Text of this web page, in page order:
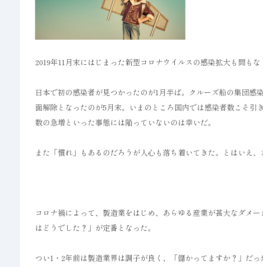
2019年11月末にはじまった新型コロナウイルスの感染拡大も間もな
日本で初の感染者が見つかったのが1月半ば。クルーズ船の集団
面解除となったのが5月末。いまのところ国内では感染者数こそ
数の急増といった事態には陥っていないのは幸いだ。
また「慣れ」もあるのだろうが人心も落ち着いてきた。とはいえ
コロナ禍によって、製造業をはじめ、あらゆる産業が甚大なダメ
はどうでした？」が定番となった。
つい1・2年前は製造業界は調子が良く、「儲かってますか？」だ